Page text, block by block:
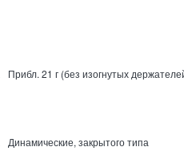
Прибл. 21 г (без изогнутых
Динамические, закрытого типа